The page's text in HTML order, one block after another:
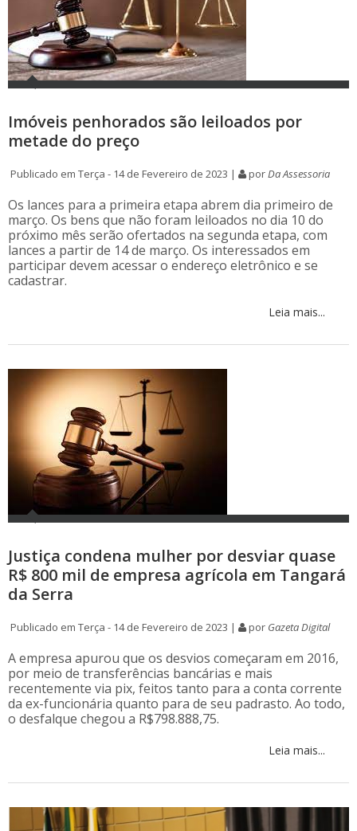
Imóveis penhorados são leiloados por
metade do preço
Publicado em Terça - 14 de Fevereiro de 2023 | por Da Assessoria
Os lances para a primeira etapa abrem dia primeiro de
março. Os bens que não foram leiloados no dia 10 do
próximo mês serão ofertados na segunda etapa, com
lances a partir de 14 de março. Os interessados em
participar devem acessar o endereço eletrônico e se
cadastrar.
Leia mais...
Justiça condena mulher por desviar quase
R$ 800 mil de empresa agrícola em Tangará
da Serra
Publicado em Terça - 14 de Fevereiro de 2023 | por Gazeta Digital
A empresa apurou que os desvios começaram em 2016,
por meio de transferências bancárias e mais
recentemente via pix, feitos tanto para a conta corrente
da ex-funcionária quanto para de seu padrasto. Ao todo,
o desfalque chegou a R$798.888,75.
Leia mais...